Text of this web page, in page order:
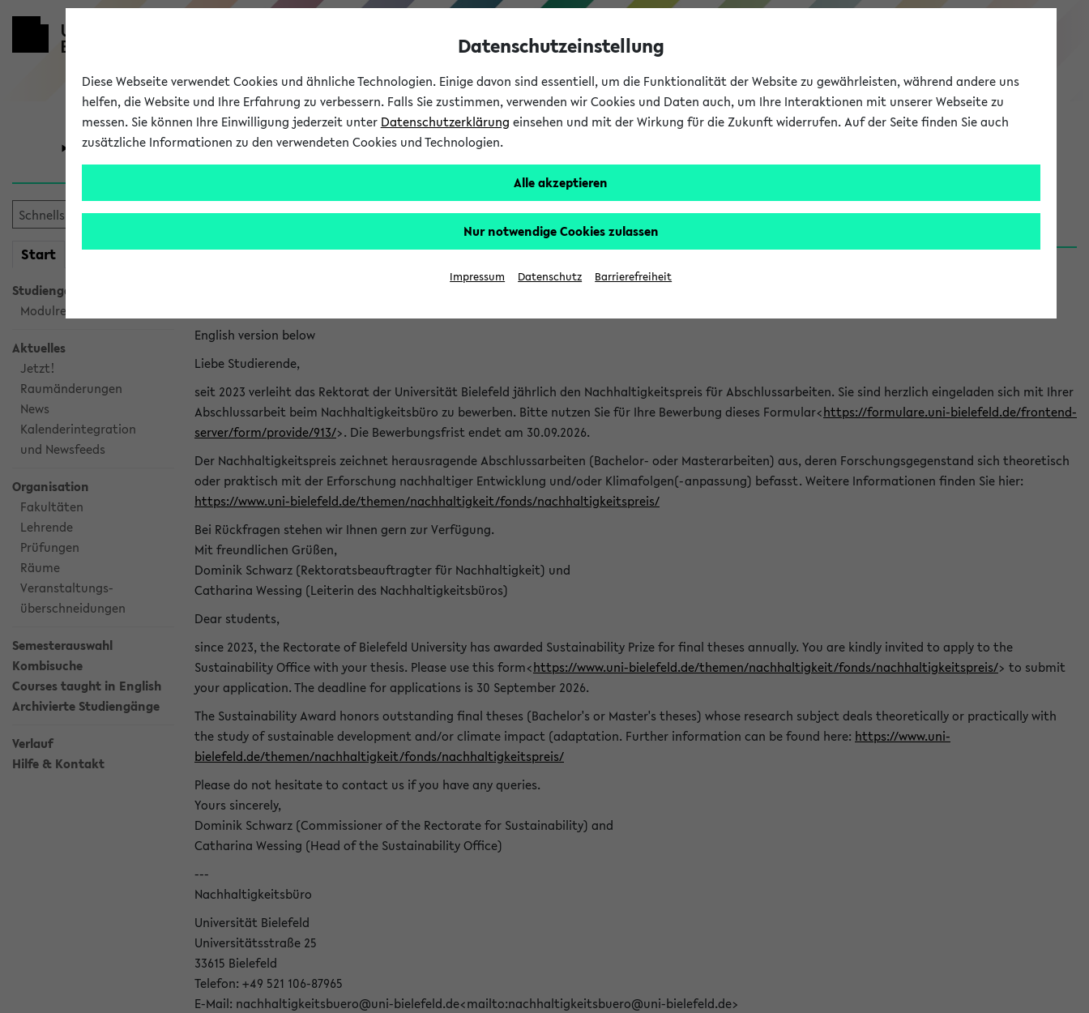
eKVV
Universität Forschung Studium
Start meineKVV
Studiengangsauswahl
Modulrecherche
Aktuelles
Jetzt!
Raumänderungen
News
Kalenderintegration
und Newsfeeds
Organisation
Fakultäten
Lehrende
Prüfungen
Räume
Veranstaltungs-
überschneidungen
Semesterauswahl
Kombisuche
Courses taught in English
Archivierte Studiengänge
Verlauf
Hilfe & Kontakt
eKVV News
Nachhaltigkeitspreis 2026: Bewerbungsphase gestartet (06.08.26)
English version below
Liebe Studierende,
seit 2023 verleiht das Rektorat der Universität Bielefeld jährlich den Nachhaltigkeitspreis für Abschlussarbeiten. Sie sind herzlich eingeladen sich mit Ihrer
Abschlussarbeit beim Nachhaltigkeitsbüro zu bewerben. Bitte nutzen Sie für Ihre Bewerbung dieses Formular<https://formulare.uni-bielefeld.de/frontend-
server/form/provide/913/>. Die Bewerbungsfrist endet am 30.09.2026.
Der Nachhaltigkeitspreis zeichnet herausragende Abschlussarbeiten (Bachelor- oder Masterarbeiten) aus, deren Forschungsgegenstand sich theoretisch
oder praktisch mit der Erforschung nachhaltiger Entwicklung und/oder Klimafolgen(-anpassung) befasst. Weitere Informationen finden Sie hier:
https://www.uni-bielefeld.de/themen/nachhaltigkeit/fonds/nachhaltigkeitspreis/
Bei Rückfragen stehen wir Ihnen gern zur Verfügung.
Mit freundlichen Grüßen,
Dominik Schwarz (Rektoratsbeauftragter für Nachhaltigkeit) und
Catharina Wessing (Leiterin des Nachhaltigkeitsbüros)
Dear students,
since 2023, the Rectorate of Bielefeld University has awarded Sustainability Prize for final theses annually. You are kindly invited to apply to the
Sustainability Office with your thesis. Please use this form<https://www.uni-bielefeld.de/themen/nachhaltigkeit/fonds/nachhaltigkeitspreis/> to submit
your application. The deadline for applications is 30 September 2026.
The Sustainability Award honors outstanding final theses (Bachelor's or Master's theses) whose research subject deals theoretically or practically with
the study of sustainable development and/or climate impact (adaptation. Further information can be found here: https://www.uni-
bielefeld.de/themen/nachhaltigkeit/fonds/nachhaltigkeitspreis/
Please do not hesitate to contact us if you have any queries.
Yours sincerely,
Dominik Schwarz (Commissioner of the Rectorate for Sustainability) and
Catharina Wessing (Head of the Sustainability Office)
---
Nachhaltigkeitsbüro
Universität Bielefeld
Universitätsstraße 25
33615 Bielefeld
Telefon: +49 521 106-87965
E-Mail: nachhaltigkeitsbuero@uni-bielefeld.de<mailto:nachhaltigkeitsbuero@uni-bielefeld.de>
Datenschutzeinstellung
Diese Webseite verwendet Cookies und ähnliche Technologien. Einige davon sind essentiell, um die Funktionalität der Website zu gewährleisten, während andere uns
helfen, die Website und Ihre Erfahrung zu verbessern. Falls Sie zustimmen, verwenden wir Cookies und Daten auch, um Ihre Interaktionen mit unserer Webseite zu
messen. Sie können Ihre Einwilligung jederzeit unter Datenschutzerklärung einsehen und mit der Wirkung für die Zukunft widerrufen. Auf der Seite finden Sie auch
zusätzliche Informationen zu den verwendeten Cookies und Technologien.
Alle akzeptieren
Nur notwendige Cookies zulassen
Impressum Datenschutz Barrierefreiheit